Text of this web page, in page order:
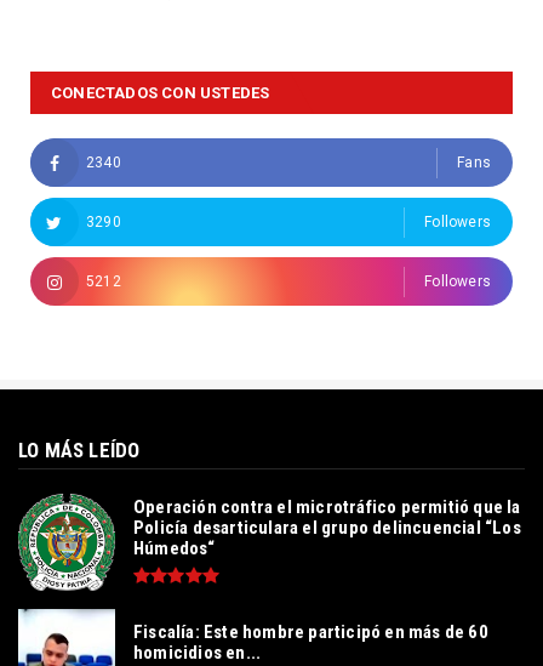
CONECTADOS CON USTEDES
2340 Fans
3290 Followers
5212 Followers
LO MÁS LEÍDO
Operación contra el microtráfico permitió que la
Policía desarticulara el grupo delincuencial “Los
Húmedos“
Fiscalía: Este hombre participó en más de 60
homicidios en...